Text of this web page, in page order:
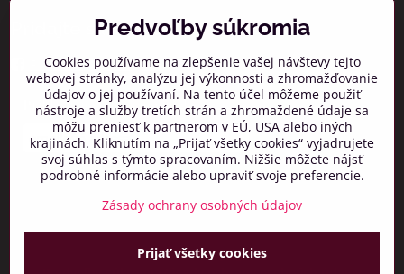
Pridajte sa k nám
Facebook Instagram
Prihlásiť na odber noviniek
©2026Copyright
Predvoľby súkromia
Cookies používame na zlepšenie vašej návštevy tejto
webovej stránky, analýzu jej výkonnosti a zhromažďovanie
údajov o jej používaní. Na tento účel môžeme použiť
nástroje a služby tretích strán a zhromaždené údaje sa
môžu preniesť k partnerom v EÚ, USA alebo iných
krajinách. Kliknutím na „Prijať všetky cookies“ vyjadrujete
svoj súhlas s týmto spracovaním. Nižšie môžete nájsť
podrobné informácie alebo upraviť svoje preferencie.
Zásady ochrany osobných údajov
Prijať všetky cookies